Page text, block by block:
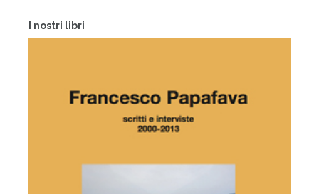
I nostri libri